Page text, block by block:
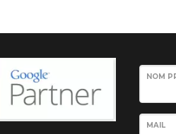
NOM
MAIL